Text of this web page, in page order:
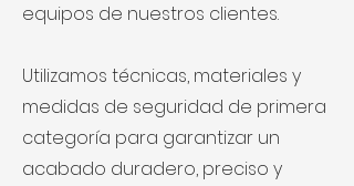
equipos de nuestros clientes.
Utilizamos técnicas, materiales y
medidas de seguridad de primera
categoría para garantizar un
acabado duradero, preciso y